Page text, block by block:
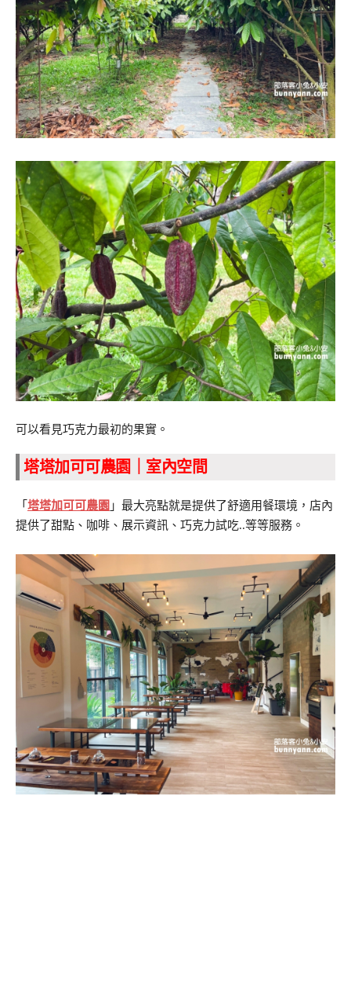
可以看見巧克力最初的果實。
塔塔加可可農園｜室內空間
「 塔塔加可可農園 」最大亮點就是提供了舒適用餐環境，店內
提供了甜點、咖啡、展示資訊、巧克力試吃..等等服務。